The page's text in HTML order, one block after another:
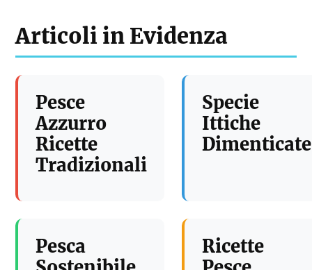
Articoli in Evidenza
Pesce
Azzurro
Ricette
Tradizionali
Specie
Ittiche
Dimenticate
Pesca
Ricette